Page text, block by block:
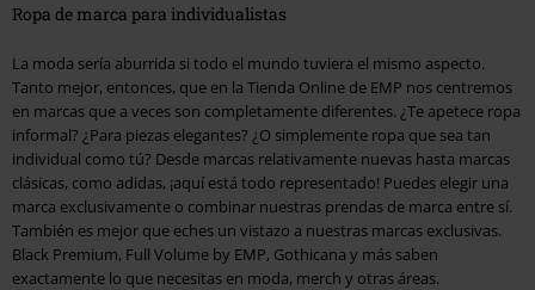
Ropa de marca para individualistas
La moda sería aburrida si todo el mundo tuviera el mismo aspecto.
Tanto mejor, entonces, que en la Tienda Online de EMP nos centremos
en marcas que a veces son completamente diferentes. ¿Te apetece ropa
informal? ¿Para piezas elegantes? ¿O simplemente ropa que sea tan
individual como tú? Desde marcas relativamente nuevas hasta marcas
clásicas, como adidas, ¡aquí está todo representado! Puedes elegir una
marca exclusivamente o combinar nuestras prendas de marca entre sí.
También es mejor que eches un vistazo a nuestras marcas exclusivas.
Black Premium, Full Volume by EMP, Gothicana y más saben
exactamente lo que necesitas en moda, merch y otras áreas.